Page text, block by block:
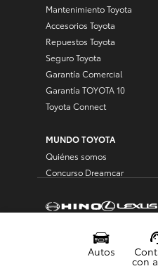
Autos
con
Mantenimiento Toyota
Accesorios Toyota
Repuestos Toyota
Seguro Toyota
Garantía Comercial
Garantía TOYOTA 10
Toyota Connect
MUNDO TOYOTA
Quiénes somos
Concurso Dreamcar
© Toyota copyright
POLÍTICA DE PRIVACIDAD
TEXTO LEGAL